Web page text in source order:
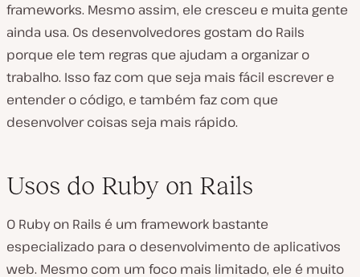
frameworks. Mesmo assim, ele cresceu e muita gente
ainda usa. Os desenvolvedores gostam do Rails
porque ele tem regras que ajudam a organizar o
trabalho. Isso faz com que seja mais fácil escrever e
entender o código, e também faz com que
desenvolver coisas seja mais rápido.
Usos do Ruby on Rails
O Ruby on Rails é um framework bastante
especializado para o desenvolvimento de aplicativos
web. Mesmo com um foco mais limitado, ele é muito